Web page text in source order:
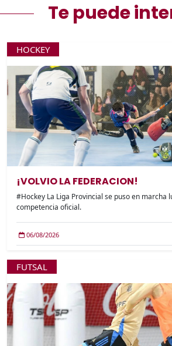
Te puede
HOCKEY
¡VOLVIO LA FEDERACION!
#Hockey La Liga Provincial se puso en marcha
competencia oficial.
06/08/2026
FUTSAL